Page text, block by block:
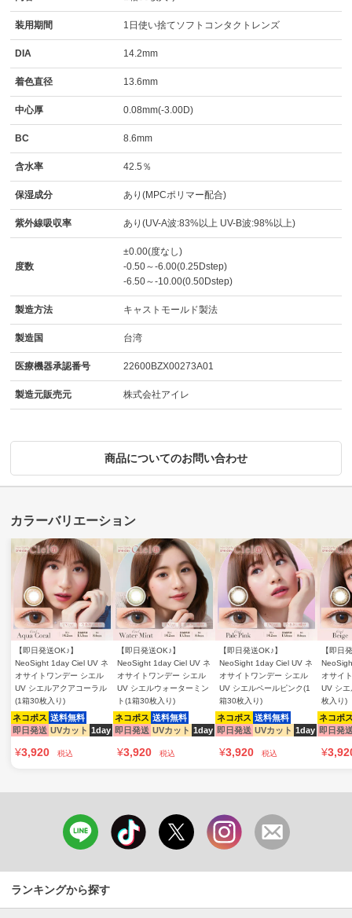
装用期間 1日使い捨てソフトコンタクトレンズ
DIA 14.2mm
着色直径 13.6mm
中心厚 0.08mm(-3.00D)
BC 8.6mm
含水率 42.5％
保湿成分 あり(MPCポリマー配合)
紫外線吸収率 あり(UV-A波:83%以上 UV-B波:98%以上)
度数
±0.00(度なし)
-0.50～-6.00(0.25Dstep)
-6.50～-10.00(0.50Dstep)
製造方法 キャストモールド製法
製造国 台湾
医療機器承認番号 22600BZX00273A01
製造元販売元 株式会社アイレ
商品についてのお問い合わせ
【即日発送OK♪】
NeoSight 1day Ciel UV ネ
オサイトワンデー シエル
UV シエルアクアコーラル
(1箱30枚入り)
ネコポス 送料無料
即日発送 UVカット 1day
¥3,920 税込
【即日発送OK♪】
NeoSight 1day Ciel UV ネ
オサイトワンデー シエル
UV シエルウォーターミン
ト(1箱30枚入り)
ネコポス 送料無料
即日発送 UVカット 1day
¥3,920 税込
【即日発送OK♪】
NeoSight 1day Ciel UV ネ
オサイトワンデー シエル
UV シエルペールピンク(1
箱30枚入り)
ネコポス 送料無料
即日発送 UVカット 1day
¥3,920 税込
【即日
オサイ
UV シ
枚入り)
ネコポ
即日発
¥
ランキングから探す